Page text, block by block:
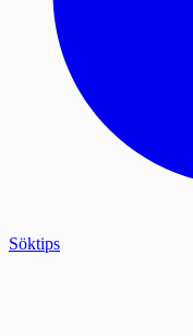
Söktips